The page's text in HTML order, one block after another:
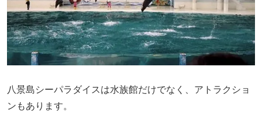
八景島シーパラダイスは水族館だけでなく、アトラクショ
ンもあります。